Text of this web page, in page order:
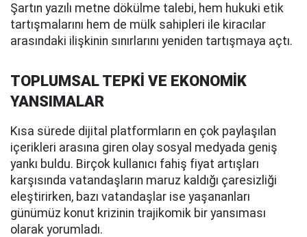
Şartın yazılı metne dökülme talebi, hem hukuki etik
tartışmalarını hem de mülk sahipleri ile kiracılar
arasındaki ilişkinin sınırlarını yeniden tartışmaya açtı.
TOPLUMSAL TEPKİ VE EKONOMİK
YANSIMALAR
Kısa sürede dijital platformların en çok paylaşılan
içerikleri arasına giren olay sosyal medyada geniş
yankı buldu. Birçok kullanıcı fahiş fiyat artışları
karşısında vatandaşların maruz kaldığı çaresizliği
eleştirirken, bazı vatandaşlar ise yaşananları
günümüz konut krizinin trajikomik bir yansıması
olarak yorumladı.